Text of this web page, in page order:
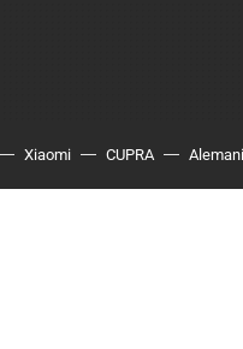
Xiaomi CUPRA